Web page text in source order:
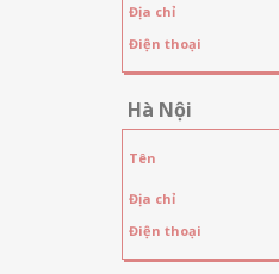
Địa chỉ
Điện thoại
Hà Nội
Tên
Địa chỉ
Điện thoại